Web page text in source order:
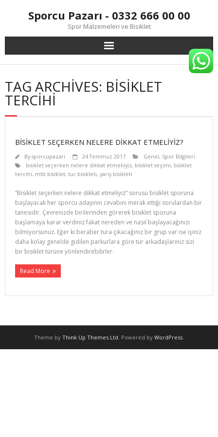
Sporcu Pazarı - 0332 666 00 00
Spor Malzemeleri ve Bisiklet
TAG ARCHIVES: BISIKLET
TERCIHI
BISIKLET SEÇERKEN NELERE DIKKAT ETMELIYIZ?
Bysporcupazari 24 Temmuz 2017 Genel, Spor Bilgileri
bisiklet seçerken nelere dikkat etmeliiyiz, bisiklet seçimi, bisiklet
tercihi, mtb bisiklet, tur bisikleti, yarış bisikleti
“Bisiklet seçerken nelere dikkat etmeliyiz” sorusu bisiklet sporuna
başlayacak her sporcu adayının cevabını merak ettiği sorulardan bir
tanesidir. Çevrenizde birilerinden görerek bisiklet sporuna
başlamaya karar verdiniz fakat nereden ve nasıl başlayacağınızı
bilmiyorsunuz. Eğer ki beraber tura çıkacağınız bir grup var ise işiniz
daha kolay genelde gidilen parkurlara göre tur arkadaşlarınız sizi
bir bisiklet türüne yönlendirebilirler.
Read More
Theme by Think Up Themes Ltd. Powered by WordPress.